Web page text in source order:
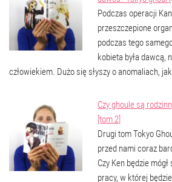
Podczas operacji
przeszczepione
podczas tego
kobieta była dawcą,
człowiekiem. Dużo się słyszy o anomaliach,
Czy ghoule są
[tom 2]
Drugi tom Tokyo
przed nami coraz
Czy Ken będzie
pracy, w której